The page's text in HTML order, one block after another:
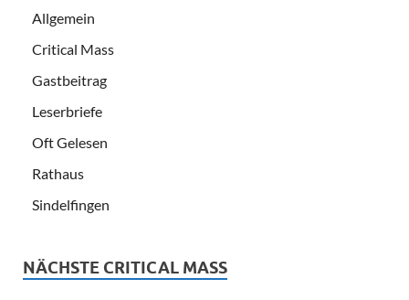
Allgemein
Critical Mass
Gastbeitrag
Leserbriefe
Oft Gelesen
Rathaus
Sindelfingen
NÄCHSTE CRITICAL MASS